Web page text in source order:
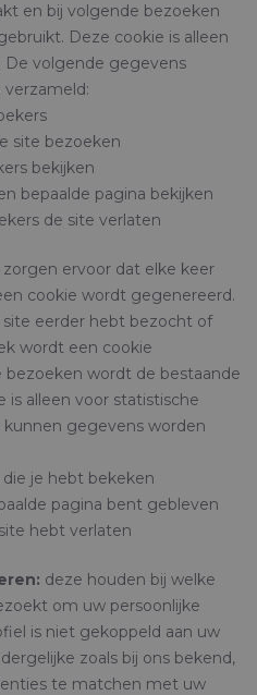
en bij volgende bezoeken
Deze cookie is alleen
De volgende gegevens
site bezoeken
bekijken
bepaalde pagina bekijken
de site verlaten
zorgen ervoor dat elke keer
cookie wordt gegenereerd.
eerder hebt bezocht of
wordt een cookie
wordt de bestaande
is alleen voor statistische
gegevens worden
je hebt bekeken
pagina bent gebleven
hebt verlaten
deze houden bij welke
om uw persoonlijke
is niet gekoppeld aan uw
zoals bij ons bekend,
te matchen met uw